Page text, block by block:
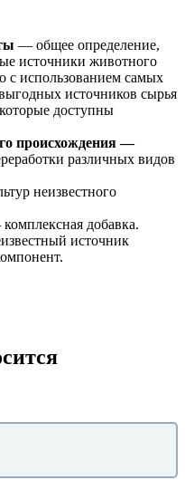
— общее определение,
источники животного
с использованием самых
источников сырья
доступны
происхождения —
различных видов
неизвестного
комплексная добавка.
источник